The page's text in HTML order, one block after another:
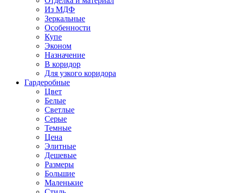
Из МДФ
Зеркальные
Особенности
Купе
Эконом
Назначение
В коридор
Для узкого коридора
Гардеробные
Цвет
Белые
Светлые
Серые
Темные
Цена
Элитные
Дешевые
Размеры
Большие
Маленькие